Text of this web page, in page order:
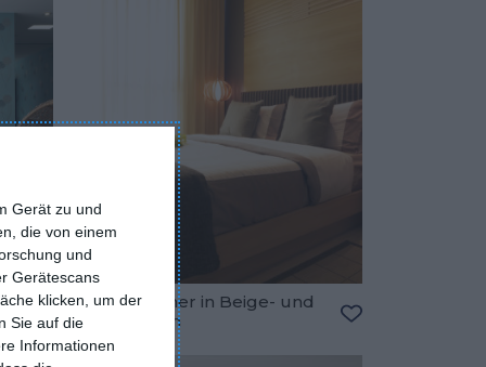
Gerät zu und
die von einem
und
Gerätescans
klicken, um der
Sie auf die
Informationen
Zu den Favoriten hinzufügen
Schlafzimmer in Beige- und
Brauntönen